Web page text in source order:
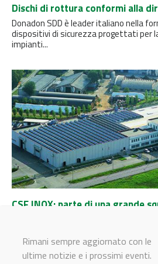
Dischi di rottura conformi alla
Donadon SDD è leader italiano nella
dispositivi di sicurezza progettati per
impianti...
CSF INOX: parte di una grande
CSF INOX rappresenta oggi
pompe in acciaio inossidabile, in
europeo e...
Rimani sempre aggiornato con le
ultime notizie e i prossimi eventi.